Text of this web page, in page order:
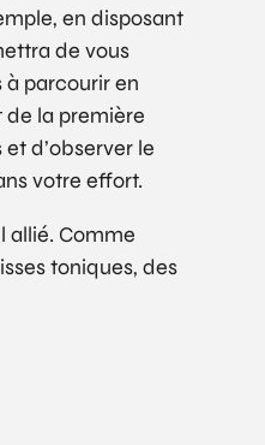
en disposant
de vous
parcourir en
de la première
d’observer le
votre effort.
allié. Comme
toniques, des